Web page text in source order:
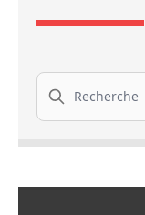
Recherche